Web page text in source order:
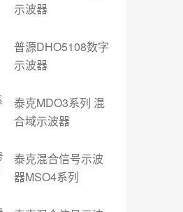
示波器
普源DHO5108数字
示波器
泰克MDO3系列 混
合域示波器
泰克混合信号示波
器MSO4系列